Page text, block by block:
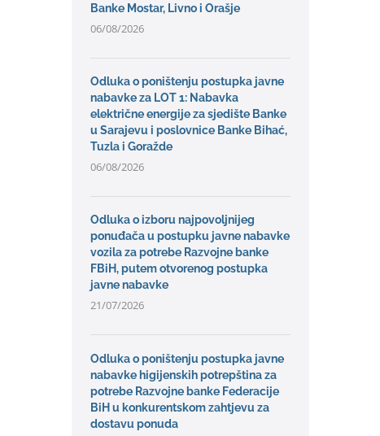
Banke Mostar, Livno i Orašje
06/08/2026
Odluka o poništenju postupka javne
nabavke za LOT 1: Nabavka
električne energije za sjedište Banke
u Sarajevu i poslovnice Banke Bihać,
Tuzla i Goražde
06/08/2026
Odluka o izboru najpovoljnijeg
ponuđača u postupku javne nabavke
vozila za potrebe Razvojne banke
FBiH, putem otvorenog postupka
javne nabavke
21/07/2026
Odluka o poništenju postupka javne
nabavke higijenskih potrepština za
potrebe Razvojne banke Federacije
BiH u konkurentskom zahtjevu za
dostavu ponuda